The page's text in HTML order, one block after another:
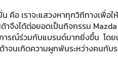
คือ เราจะแสวงหาทุกวิถีทางเพื่อ
าจึงได้ต่อยอดเป็นกิจกรรม
ารณ์ร่วมกับแบรนด์มากยิ่งขึ้น โด
จนเกิดความผูกพันระหว่างคนกับ